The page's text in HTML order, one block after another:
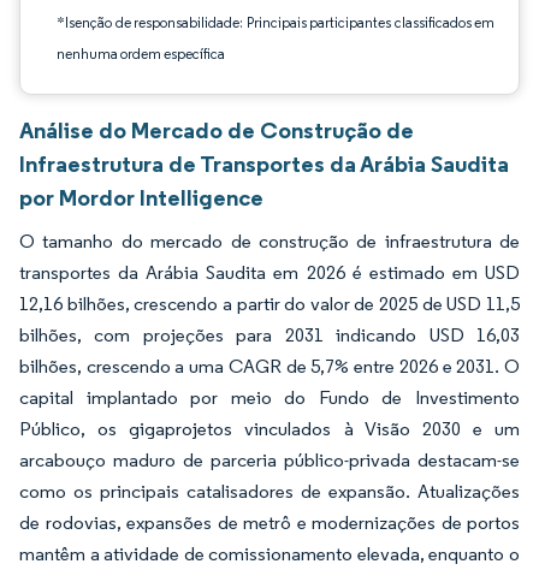
*Isenção de responsabilidade: Principais participantes classificados em
nenhuma ordem específica
Análise do Mercado de Construção de
Infraestrutura de Transportes da Arábia Saudita
por Mordor Intelligence
O tamanho do mercado de construção de infraestrutura de
transportes da Arábia Saudita em 2026 é estimado em USD
12,16 bilhões, crescendo a partir do valor de 2025 de USD 11,5
bilhões, com projeções para 2031 indicando USD 16,03
bilhões, crescendo a uma CAGR de 5,7% entre 2026 e 2031. O
capital implantado por meio do Fundo de Investimento
Público, os gigaprojetos vinculados à Visão 2030 e um
arcabouço maduro de parceria público-privada destacam-se
como os principais catalisadores de expansão. Atualizações
de rodovias, expansões de metrô e modernizações de portos
mantêm a atividade de comissionamento elevada, enquanto o